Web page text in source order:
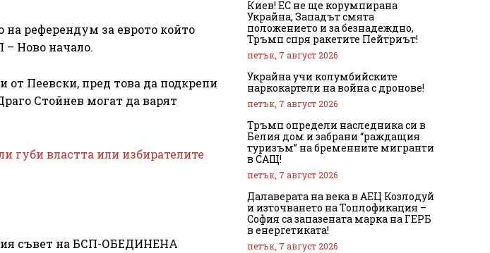
референдум за еврото който
– Ново начало.
от Пеевски, пред това да подкрепи
Стойнев могат да варят
губи властта или избирателите
съвет на БСП-ОБЕДИНЕНА
Киев! ЕС не ще корумпирана
Украйна, Западът смята
положението и за безнадеждно,
Тръмп спря ракетите Пейтриът!
петък, 7 август 2026
Украйна учи колумбийските
наркокартели на война с дронове!
петък, 7 август 2026
Тръмп определи наследника си в
Белия дом и забрани “раждащия
туризъм” на бременните мигранти
в САЩ!
петък, 7 август 2026
Далаверата на века в АЕЦ Козлодуй
и източването на Топлофикация –
София са запазената марка на ГЕРБ
в енергетиката!
петък, 7 август 2026